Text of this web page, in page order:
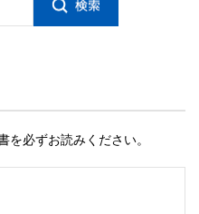
を必ずお読みください。